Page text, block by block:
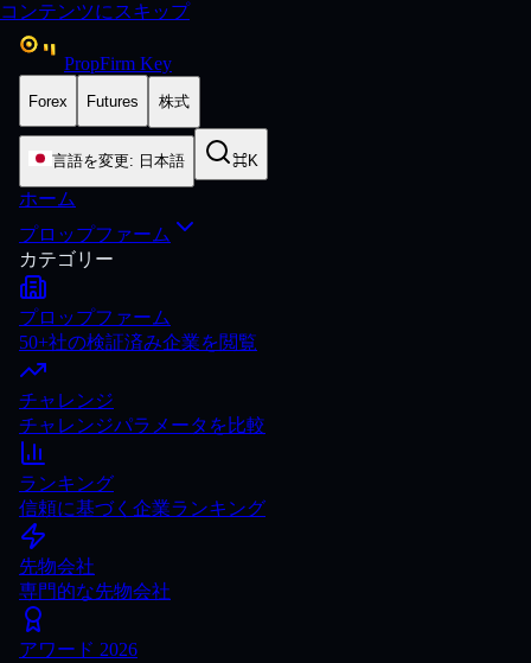
コンテンツにスキップ
PropFirm Key
Forex Futures 株式
言語を変更: 日本語 ⌘K
ホーム
プロップファーム
カテゴリー
プロップファーム
50+社の検証済み企業を閲覧
チャレンジ
チャレンジパラメータを比較
ランキング
信頼に基づく企業ランキング
先物会社
専門的な先物会社
アワード 2026